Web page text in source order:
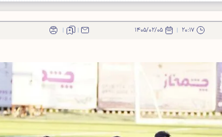
۲۰:۱۷ ۱۴۰۵/۰۲/۰۵